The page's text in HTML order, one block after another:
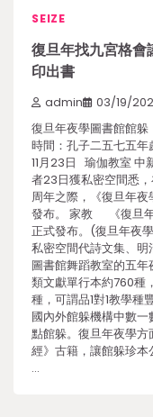
SEIZE
復旦年找九宮格
印出書
admin 03/19/
復旦年夜學圖書館館
時間：孔子二五七五
11月23日 瑜伽教室 中
者23日獲私密空間悉
周年之際，《復旦年
發布。 家教 《復旦
正式發布。(復旦年夜
私密空間代詩文集、
圖書館舞蹈教室的五年
類文獻單行本約760種
種，可謂品1對1教學
國內外館躲機構中數
點館躲。復旦年夜學
經》古籍，讓館躲珍本
…